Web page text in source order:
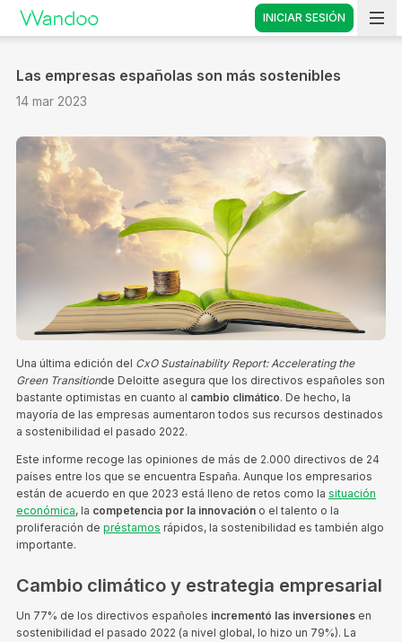
Vete a casa
INICIAR SESIÓN
Las empresas españolas son más sostenibles
14 mar 2023
Una última edición del CxO Sustainability Report: Accelerating the
Green Transitionde Deloitte asegura que los directivos españoles son
bastante optimistas en cuanto al cambio climático. De hecho, la
mayoría de las empresas aumentaron todos sus recursos destinados
a sostenibilidad el pasado 2022.
Este informe recoge las opiniones de más de 2.000 directivos de 24
países entre los que se encuentra España. Aunque los empresarios
están de acuerdo en que 2023 está lleno de retos como la situación
económica, la competencia por la innovación o el talento o la
proliferación de préstamos rápidos, la sostenibilidad es también algo
importante.
Cambio climático y estrategia empresarial
Un 77% de los directivos españoles incrementó las inversiones en
sostenibilidad el pasado 2022 (a nivel global, lo hizo un 79%). La